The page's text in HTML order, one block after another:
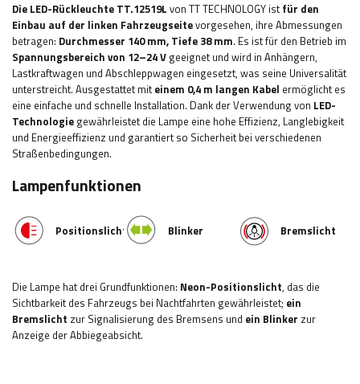
Die LED-Rückleuchte TT.12519L von TT TECHNOLOGY istfür den
Einbau auf der linken Fahrzeugseitevorgesehen, ihre Abmessungen
betragen: Durchmesser 140 mm, Tiefe 38 mm. Es ist für den Betrieb im
Spannungsbereich von 12–24 V geeignet und wird in Anhängern,
Lastkraftwagen und Abschleppwagen eingesetzt, was seine Universalität
unterstreicht. Ausgestattet miteinem 0,4 m langen Kabel ermöglicht es
eine einfache und schnelle Installation. Dank der Verwendung von LED-
Technologie gewährleistet die Lampe eine hohe Effizienz, Langlebigkeit
und Energieeffizienz und garantiert so Sicherheit bei verschiedenen
Straßenbedingungen.
Lampenfunktionen
Positionslicht Blinker Bremslicht
Die Lampe hat drei Grundfunktionen: Neon-Positionslicht, das die
Sichtbarkeit des Fahrzeugs bei Nachtfahrten gewährleistet; ein
Bremslicht zur Signalisierung des Bremsens und ein Blinker zur
Anzeige der Abbiegeabsicht.